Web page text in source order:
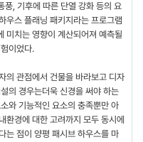
풍, 기후에 따른 단열 강화 등의 요
우스 플래닝 패키지라는 프로그램
미치는 영향이 계산되어져 예측될
이었다.
의 관점에서 건물을 바라보고 디자
의 경우는더욱 신경을 써야 하는
와 기능적인 요소의 충족뿐만 아
환경에 대한 고려까지 모두 동시에
는 점이 양평 패시브 하우스를 마